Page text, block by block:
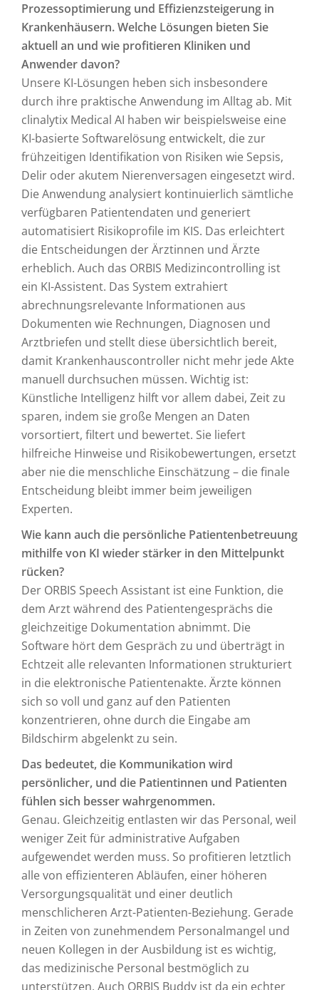
Prozessoptimierung und Effizienzsteigerung in
Krankenhäusern. Welche Lösungen bieten Sie
aktuell an und wie profitieren Kliniken und
Anwender davon?
Unsere KI-Lösungen heben sich insbesondere
durch ihre praktische Anwendung im Alltag ab. Mit
clinalytix Medical AI haben wir beispielsweise eine
KI-basierte Softwarelösung entwickelt, die zur
frühzeitigen Identifikation von Risiken wie Sepsis,
Delir oder akutem Nierenversagen eingesetzt wird.
Die Anwendung analysiert kontinuierlich sämtliche
verfügbaren Patientendaten und generiert
automatisiert Risikoprofile im KIS. Das erleichtert
die Entscheidungen der Ärztinnen und Ärzte
erheblich. Auch das ORBIS Medizincontrolling ist
ein KI-Assistent. Das System extrahiert
abrechnungsrelevante Informationen aus
Dokumenten wie Rechnungen, Diagnosen und
Arztbriefen und stellt diese übersichtlich bereit,
damit Krankenhauscontroller nicht mehr jede Akte
manuell durchsuchen müssen. Wichtig ist:
Künstliche Intelligenz hilft vor allem dabei, Zeit zu
sparen, indem sie große Mengen an Daten
vorsortiert, filtert und bewertet. Sie liefert
hilfreiche Hinweise und Risikobewertungen, ersetzt
aber nie die menschliche Einschätzung – die finale
Entscheidung bleibt immer beim jeweiligen
Experten.
Wie kann auch die persönliche Patientenbetreuung
mithilfe von KI wieder stärker in den Mittelpunkt
rücken?
Der ORBIS Speech Assistant ist eine Funktion, die
dem Arzt während des Patientengesprächs die
gleichzeitige Dokumentation abnimmt. Die
Software hört dem Gespräch zu und überträgt in
Echtzeit alle relevanten Informationen strukturiert
in die elektronische Patientenakte. Ärzte können
sich so voll und ganz auf den Patienten
konzentrieren, ohne durch die Eingabe am
Bildschirm abgelenkt zu sein.
Das bedeutet, die Kommunikation wird
persönlicher, und die Patientinnen und Patienten
fühlen sich besser wahrgenommen.
Genau. Gleichzeitig entlasten wir das Personal, weil
weniger Zeit für administrative Aufgaben
aufgewendet werden muss. So profitieren letztlich
alle von effizienteren Abläufen, einer höheren
Versorgungsqualität und einer deutlich
menschlicheren Arzt-Patienten-Beziehung. Gerade
in Zeiten von zunehmendem Personalmangel und
neuen Kollegen in der Ausbildung ist es wichtig,
das medizinische Personal bestmöglich zu
unterstützen. Auch ORBIS Buddy ist da ein echter